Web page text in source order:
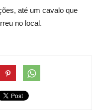
até um cavalo que
no local.